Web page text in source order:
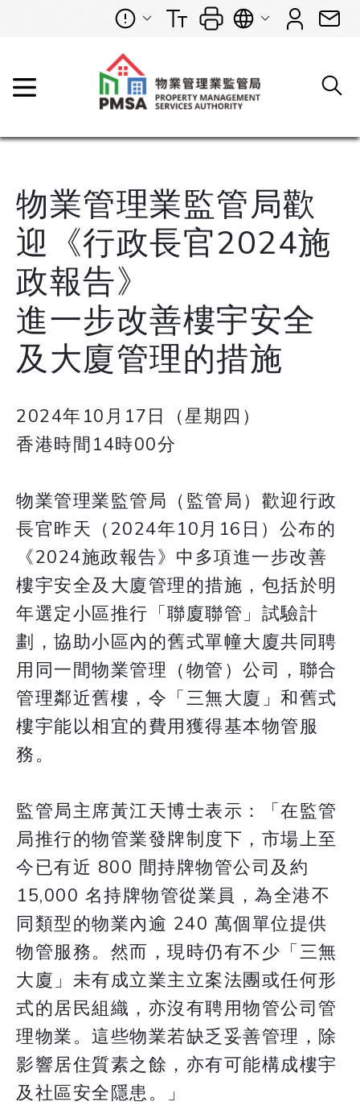
物業管理業監管局歡
迎《行政長官2024施
政報告》
進一步改善樓宇安全
及大廈管理的措施
2024年10月17日（星期四）
香港時間14時00分
物業管理業監管局（監管局）歡迎行政
長官昨天（2024年10月16日）公布的
《2024施政報告》中多項進一步改善
樓宇安全及大廈管理的措施，包括於明
年選定小區推行「聯廈聯管」試驗計
劃，協助小區內的舊式單幢大廈共同聘
用同一間物業管理（物管）公司，聯合
管理鄰近舊樓，令「三無大廈」和舊式
樓宇能以相宜的費用獲得基本物管服
務。
監管局主席黃江天博士表示：「在監管
局推行的物管業發牌制度下，市場上至
今已有近 800 間持牌物管公司及約
15,000 名持牌物管從業員，為全港不
同類型的物業內逾 240 萬個單位提供
物管服務。然而，現時仍有不少「三無
大廈」未有成立業主立案法團或任何形
式的居民組織，亦沒有聘用物管公司管
理物業。這些物業若缺乏妥善管理，除
影響居住質素之餘，亦有可能構成樓宇
及社區安全隱患。」